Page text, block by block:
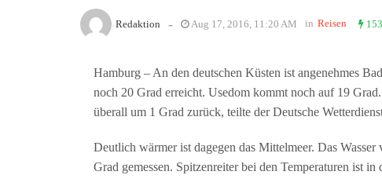
Redaktion - Aug 17, 2016, 11:20 AM in Reisen
Hamburg – An den deutschen Küsten ist angenehmes
noch 20 Grad erreicht. Usedom kommt noch auf 19
überall um 1 Grad zurück, teilte der Deutsche
Deutlich wärmer ist dagegen das Mittelmeer. Das
Grad gemessen. Spitzenreiter bei den Temperaturen ist